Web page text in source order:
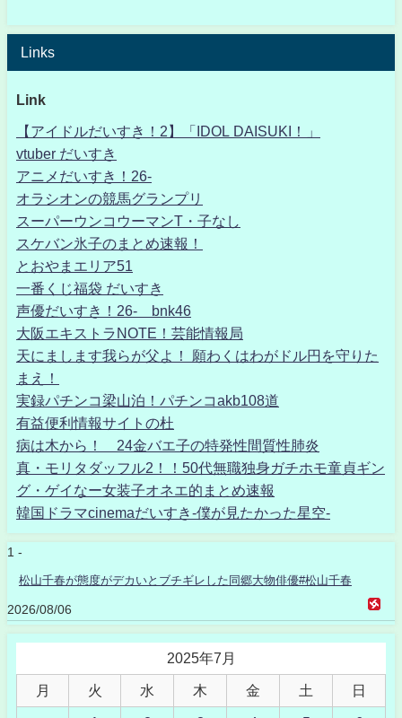
Links
Link
【アイドルだいすき！2】「IDOL DAISUKI！」
vtuber だいすき
アニメだいすき！26-
オラシオンの競馬グランプリ
スーパーウンコウーマンT・子なし
スケバン氷子のまとめ速報！
とおやまエリア51
一番くじ福袋 だいすき
声優だいすき！26- bnk46
大阪エキストラNOTE！芸能情報局
天にまします我らが父よ！ 願わくはわがドル円を守りた
まえ！
実録パチンコ梁山泊！パチンコakb108道
有益便利情報サイトの杜
病は木から！ 24金バエ子の特発性間質性肺炎
真・モリタダッフル2！！50代無職独身ガチホモ童貞ギン
グ・ゲイなー女装子オネエ的まとめ速報
韓国ドラマcinemaだいすき-僕が見たかった星空-
1 -
松山千春が態度がデカいとブチギレした同郷大物俳優#松山千春
2026/08/06
2025年7月
月 火 水 木 金 土 日